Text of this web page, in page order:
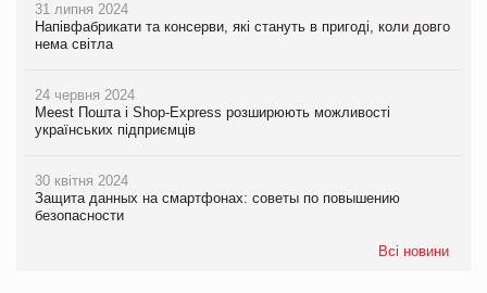
31 липня 2024
Напівфабрикати та консерви, які стануть в пригоді, коли довго
нема світла
24 червня 2024
Meest Пошта і Shop-Express розширюють можливості
українських підприємців
30 квітня 2024
Защита данных на смартфонах: советы по повышению
безопасности
Всі новини